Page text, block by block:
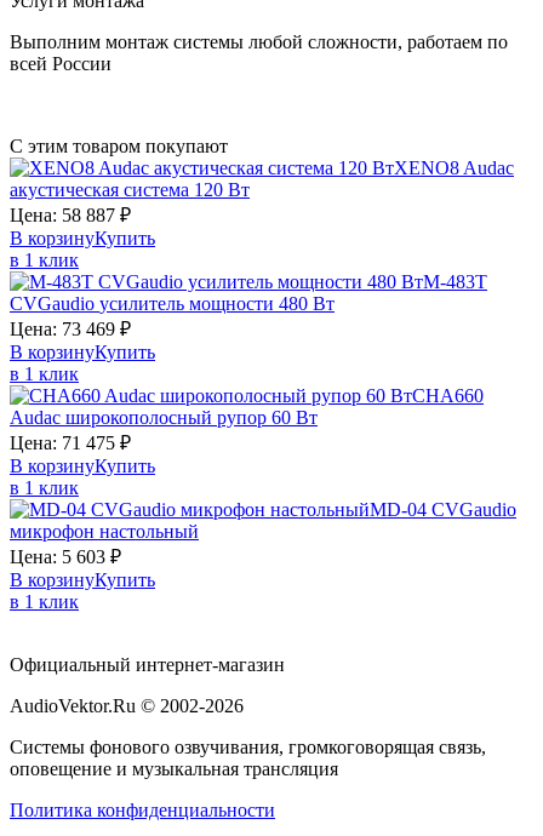
Выполним монтаж системы любой сложности, работаем по
всей России
С этим товаром покупают
XENO8 Audac
акустическая система 120 Вт
Цена: 58 887 ₽
В корзинуКупить
в 1 клик
M-483T
CVGaudio усилитель мощности 480 Вт
Цена: 73 469 ₽
В корзинуКупить
в 1 клик
CHA660
Audac широкополосный рупор 60 Вт
Цена: 71 475 ₽
В корзинуКупить
в 1 клик
MD-04 CVGaudio
микрофон настольный
Цена: 5 603 ₽
В корзинуКупить
в 1 клик
Официальный интернет-магазин
AudioVektor.Ru © 2002-2026
Системы фонового озвучивания, громкоговорящая связь,
оповещение и музыкальная трансляция
Политика конфиденциальности